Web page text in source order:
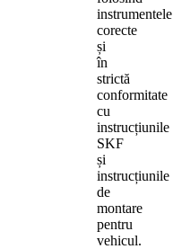
instrumentele
corecte
și
în
strictă
conformitate
cu
instrucțiunile
SKF
și
instrucțiunile
de
montare
pentru
vehicul.